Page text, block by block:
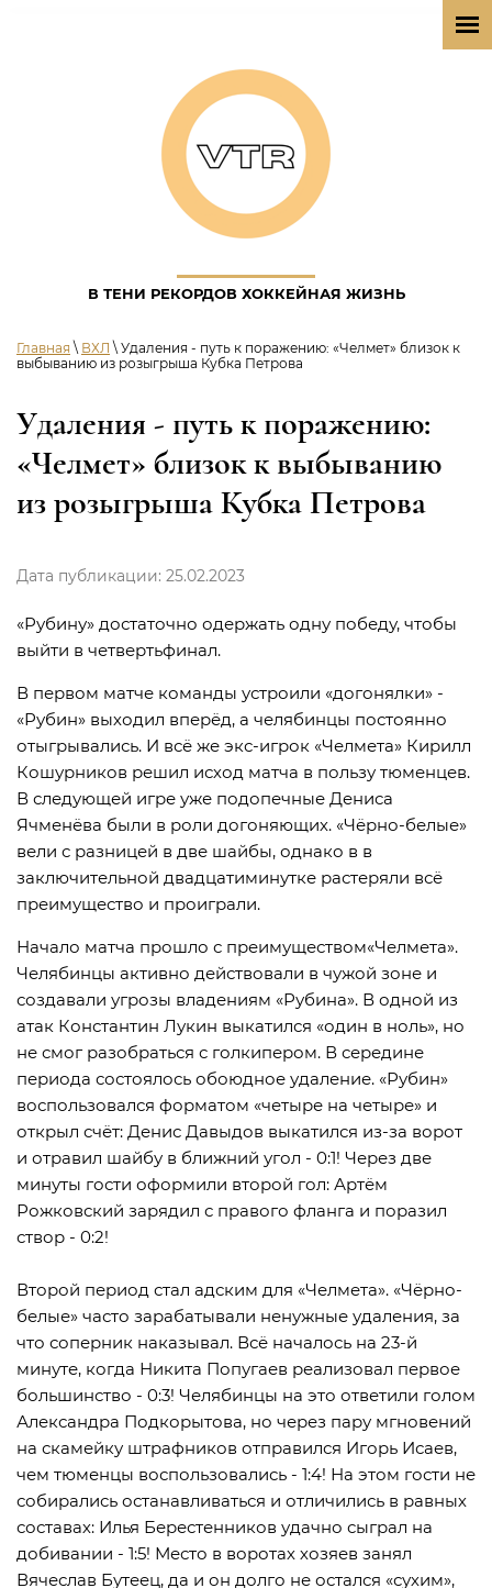
В ТЕНИ РЕКОРДОВ ХОККЕЙНАЯ ЖИЗНЬ
Главная \ ВХЛ \ Удаления - путь к поражению: «Челмет» близок к
выбыванию из розыгрыша Кубка Петрова
Удаления - путь к поражению:
«Челмет» близок к выбыванию
из розыгрыша Кубка Петрова
Дата публикации: 25.02.2023
«Рубину» достаточно одержать одну победу, чтобы
выйти в четвертьфинал.
В первом матче команды устроили «догонялки» -
«Рубин» выходил вперёд, а челябинцы постоянно
отыгрывались. И всё же экс-игрок «Челмета» Кирилл
Кошурников решил исход матча в пользу тюменцев.
В следующей игре уже подопечные Дениса
Ячменёва были в роли догоняющих. «Чёрно-белые»
вели с разницей в две шайбы, однако в в
заключительной двадцатиминутке растеряли всё
преимущество и проиграли.
Начало матча прошло с преимуществом«Челмета».
Челябинцы активно действовали в чужой зоне и
создавали угрозы владениям «Рубина». В одной из
атак Константин Лукин выкатился «один в ноль», но
не смог разобраться с голкипером. В середине
периода состоялось обоюдное удаление. «Рубин»
воспользовался форматом «четыре на четыре» и
открыл счёт: Денис Давыдов выкатился из-за ворот
и отравил шайбу в ближний угол - 0:1! Через две
минуты гости оформили второй гол: Артём
Рожковский зарядил с правого фланга и поразил
створ - 0:2!
Второй период стал адским для «Челмета». «Чёрно-
белые» часто зарабатывали ненужные удаления, за
что соперник наказывал. Всё началось на 23-й
минуте, когда Никита Попугаев реализовал первое
большинство - 0:3! Челябинцы на это ответили голом
Александра Подкорытова, но через пару мгновений
на скамейку штрафников отправился Игорь Исаев,
чем тюменцы воспользовались - 1:4! На этом гости не
собирались останавливаться и отличились в равных
составах: Илья Берестенников удачно сыграл на
добивании - 1:5! Место в воротах хозяев занял
Вячеслав Бутеец, да и он долго не остался «сухим»,